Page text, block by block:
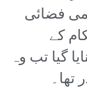
فضائی
کے
گیا تب وہ
تھا۔